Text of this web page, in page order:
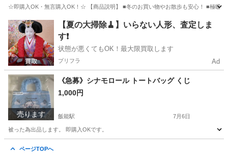
☆即購入OK・無言購入OK！☆ 【商品説明】 ■冬のお買い物やお散歩も安心！ ■極暖
埼玉 飯能市 飯能駅 ベビー用品 ベビーカー
【夏の大掃除🧹】いらない人形、査定しま
す❗️
状態が悪くてもOK！最大限買取します
プリフラ Ad
売ります
《急募》シナモロール トートバッグ くじ
1,000円
飯能駅 7月6日
被った為出品します。 即購入OKです。
ページTOPへ